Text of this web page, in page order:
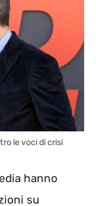
le voci di crisi
hanno
su